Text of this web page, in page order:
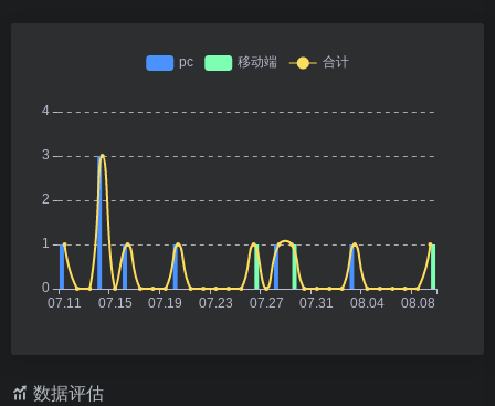
数据评估